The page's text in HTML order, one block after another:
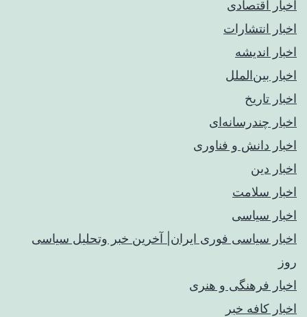
اخبار اقتصادی
اخبار انتشارات
اخبار اندیشه
اخبار بین‌الملل
اخبار تاریخ
اخبار چندرسانه‌ای
اخبار دانش و فناوری
اخبار دین
اخبار سلامت
اخبار سیاسی
اخبار سیاسی فوری ایران| آخرین خبر وتحلیل سیاسی
روز
اخبار فرهنگی و هنری
اخبار کافه خبر